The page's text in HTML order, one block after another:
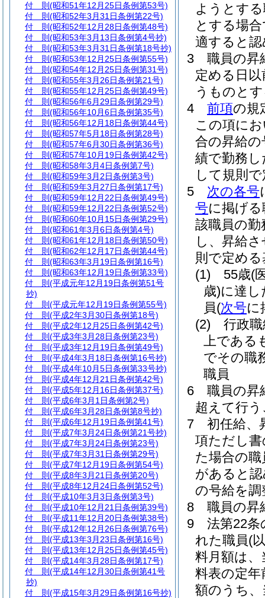
ようとす
とする場
適すると
3
職員の昇
定める日
うものと
4
前項の規
この項に
合の昇給
績で勤務
して規則
5
次の各号
号に掲げ
該職員の
し、昇給
則で定め
(1)
55歳(
歳)に達し
員(次号に
(2)
行政
上である
でその職
職員
6
職員の昇
超えて行
7
初任給、
項ただし
た場合の
があると
の号給を
8
職員の昇
9
法第22条
れた職員(
料月額は、
料表の定年
額のうち
付 則 (昭和51年12月25日条例第53号)
付 則 (昭和52年3月31日条例第22号)
付 則 (昭和52年12月28日条例第48号)
付 則 (昭和53年3月13日条例第4号抄)
付 則 (昭和53年3月31日条例第18号抄)
付 則 (昭和53年12月25日条例第55号)
付 則 (昭和54年12月25日条例第31号)
付 則 (昭和55年3月26日条例第21号)
付 則 (昭和55年12月25日条例第49号)
付 則 (昭和56年6月29日条例第29号)
付 則 (昭和56年10月6日条例第35号)
付 則 (昭和56年12月18日条例第44号)
付 則 (昭和57年5月18日条例第28号)
付 則 (昭和57年6月30日条例第36号)
付 則 (昭和57年10月19日条例第42号)
付 則 (昭和58年3月4日条例第7号)
付 則 (昭和59年3月2日条例第3号)
付 則 (昭和59年3月27日条例第17号)
付 則 (昭和59年12月22日条例第49号)
付 則 (昭和59年12月22日条例第52号)
付 則 (昭和60年10月15日条例第29号)
付 則 (昭和61年3月6日条例第4号)
付 則 (昭和61年12月18日条例第50号)
付 則 (昭和62年12月17日条例第44号)
付 則 (昭和63年3月19日条例第16号)
付 則 (昭和63年12月19日条例第33号)
付 則 (平成元年12月19日条例第51号
抄)
付 則 (平成元年12月19日条例第55号)
付 則 (平成2年3月30日条例第18号)
付 則 (平成2年12月25日条例第42号)
付 則 (平成3年3月28日条例第23号)
付 則 (平成3年12月19日条例第49号)
付 則 (平成4年3月18日条例第16号抄)
付 則 (平成4年10月5日条例第33号抄)
付 則 (平成4年12月21日条例第42号)
付 則 (平成5年12月16日条例第37号)
付 則 (平成6年3月1日条例第2号)
付 則 (平成6年3月28日条例第8号抄)
付 則 (平成6年12月19日条例第41号)
付 則 (平成7年3月24日条例第21号抄)
付 則 (平成7年3月24日条例第23号)
付 則 (平成7年3月31日条例第29号)
付 則 (平成7年12月19日条例第54号)
付 則 (平成8年3月21日条例第20号)
付 則 (平成8年12月24日条例第52号)
付 則 (平成10年3月3日条例第3号)
付 則 (平成10年12月21日条例第39号)
付 則 (平成11年12月20日条例第38号)
付 則 (平成12年12月26日条例第76号)
付 則 (平成13年3月23日条例第16号)
付 則 (平成13年12月25日条例第45号)
付 則 (平成14年3月28日条例第17号)
付 則 (平成14年12月30日条例第41号
抄)
付 則 (平成15年3月29日条例第16号抄)